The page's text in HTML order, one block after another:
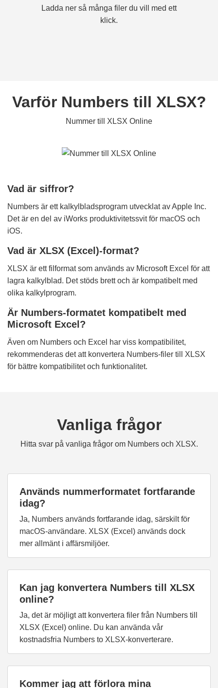
Ladda ner så många filer du vill med ett
klick.
Varför Numbers till XLSX?
Nummer till XLSX Online
Vad är siffror?
Numbers är ett kalkylbladsprogram utvecklat av Apple Inc.
Det är en del av iWorks produktivitetssvit för macOS och
iOS.
Vad är XLSX (Excel)-format?
XLSX är ett filformat som används av Microsoft Excel för att
lagra kalkylblad. Det stöds brett och är kompatibelt med
olika kalkylprogram.
Är Numbers-formatet kompatibelt med
Microsoft Excel?
Även om Numbers och Excel har viss kompatibilitet,
rekommenderas det att konvertera Numbers-filer till XLSX
för bättre kompatibilitet och funktionalitet.
Vanliga frågor
Hitta svar på vanliga frågor om Numbers och XLSX.
Används nummerformatet fortfarande
idag?
Ja, Numbers används fortfarande idag, särskilt för
macOS-användare. XLSX (Excel) används dock
mer allmänt i affärsmiljöer.
Kan jag konvertera Numbers till XLSX
online?
Ja, det är möjligt att konvertera filer från Numbers till
XLSX (Excel) online. Du kan använda vår
kostnadsfria Numbers to XLSX-konverterare.
Kommer jag att förlora mina